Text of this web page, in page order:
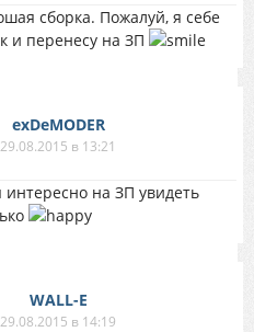
сборка. Пожалуй, я себе
и перенесу на ЗП
exDeMODER
29.08.2015 в 13:21
на ЗП увидеть
WALL-E
29.08.2015 в 14:19